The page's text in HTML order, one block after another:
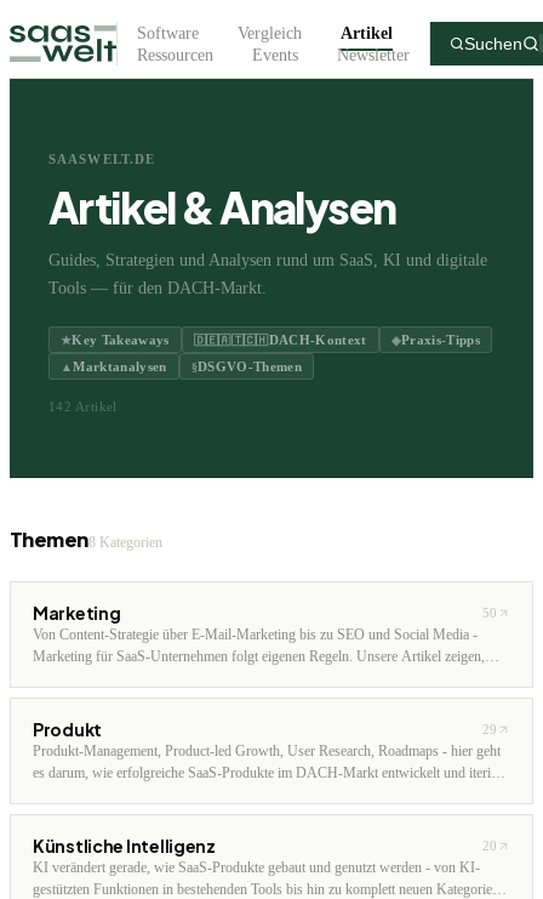
Software Vergleich
Artikel
Ressourcen
Events Newsletter
Suchen
SAASWELT.DE
Artikel & Analysen
Guides, Strategien und Analysen rund um SaaS, KI und digitale
Tools — für den DACH-Markt.
★Key Takeaways 🇩🇪🇦🇹🇨🇭 DACH-Kontext ◈Praxis-Tipps
▲Marktanalysen §DSGVO-Themen
142 Artikel
Themen8Kategorien
Marketing 50
Von Content-Strategie über E-Mail-Marketing bis zu SEO und Social Media -
Marketing für SaaS-Unternehmen folgt eigenen Regeln. Unsere Artikel zeigen,
skaliert und welche Tools den Unterschied machen.
Produkt 29
Produkt-Management, Product-led Growth, User Research, Roadmaps - hier geht
es darum, wie erfolgreiche SaaS-Produkte im DACH-Markt entwickelt und iteriert
nicht nur verkaufen.
Künstliche Intelligenz 20
KI verändert gerade, wie SaaS-Produkte gebaut und genutzt werden - von KI-
gestützten Funktionen in bestehenden Tools bis hin zu komplett neuen Kategorien